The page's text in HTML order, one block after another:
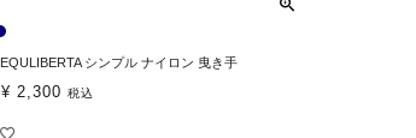
EQULIBERTA シンプル ナイロン 曳き手
¥ 2,300 税込